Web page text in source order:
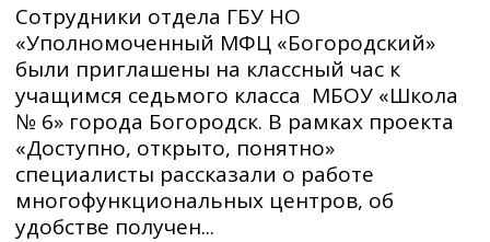
Сотрудники отдела ГБУ НО
«Уполномоченный МФЦ «Богородский»
были приглашены на классный час к
учащимся седьмого класса МБОУ «Школа
№ 6» города Богородск. В рамках проекта
«Доступно, открыто, понятно»
специалисты рассказали о работе
многофункциональных центров, об
удобстве получен...